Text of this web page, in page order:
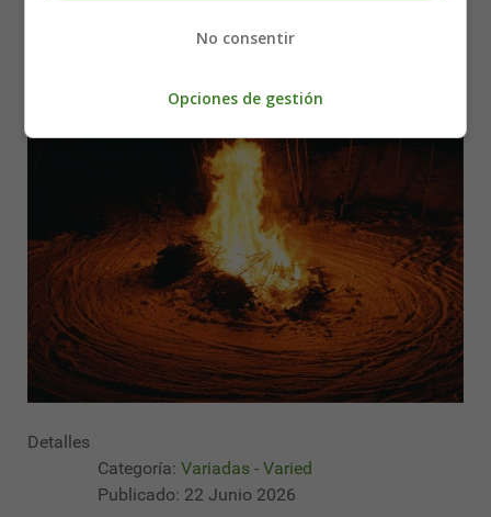
Detalles
Categoría: Variadas - Varied
Publicado: 22 Junio 2026
No consentir
Opciones de gestión